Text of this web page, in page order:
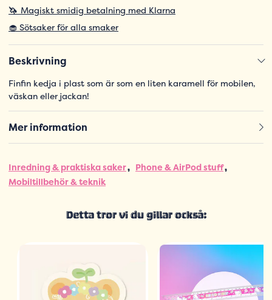
🦄 Magiskt smidig betalning med Klarna
🧁 Sötsaker för alla smaker
Beskrivning
Finfin kedja i plast som är som en liten karamell för mobilen,
väskan eller jackan!
Mer information
Inredning & praktiska saker
Phone & AirPod stuff
Mobiltillbehör & teknik
Detta tror vi du gillar också: